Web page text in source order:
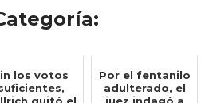
los votos
Por el fentanilo
adulterado, el